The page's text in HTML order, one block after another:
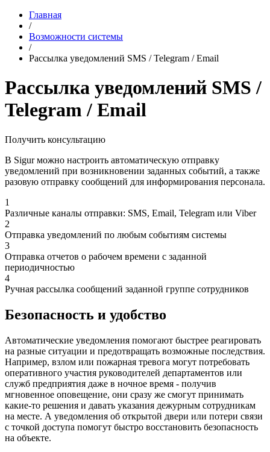
Главная
/
Возможности системы
/
Рассылка уведомлений SMS / Telegram / Email
Рассылка уведомлений SMS /
Telegram / Email
Получить консультацию
В Sigur можно настроить автоматическую отправку
уведомлений при возникновении заданных событий, а также
разовую отправку сообщений для информирования персонала.
1
Различные каналы отправки: SMS, Email, Telegram или Viber
2
Отправка уведомлений по любым событиям системы
3
Отправка отчетов о рабочем времени с заданной
периодичностью
4
Ручная рассылка сообщений заданной группе сотрудников
Безопасность и удобство
Автоматические уведомления помогают быстрее реагировать
на разные ситуации и предотвращать возможные последствия.
Например, взлом или пожарная тревога могут потребовать
оперативного участия руководителей департаментов или
служб предприятия даже в ночное время - получив
мгновенное оповещение, они сразу же смогут принимать
какие-то решения и давать указания дежурным сотрудникам
на месте. А уведомления об открытой двери или потери связи
с точкой доступа помогут быстро восстановить безопасность
на объекте.